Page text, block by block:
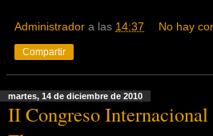
Administrador a las 14:37 No hay
Compartir
martes, 14 de diciembre de 2010
II Congreso Internacional